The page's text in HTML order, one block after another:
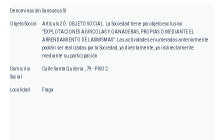
Denominación Sarraseca Sl
Objeto Social
Artículo 2Ó. OBJETO SOCIAL. La Sociedad tiene por objeto exclusivo:
"EXPLOTACIONES AGRICOLAS Y GANADERAS, PROPIAS O MEDIANTE EL
ARRENDAMIENTO DE LASMISMAS". Las actividades enumeradas anteriormente
podrán ser realizadas por la Sociedad, ya directamente, ya indirectamente
mediante su participación
Domicilio
Social
Calle Santa Quiteria , 79 - PISO 2
Localidad Fraga